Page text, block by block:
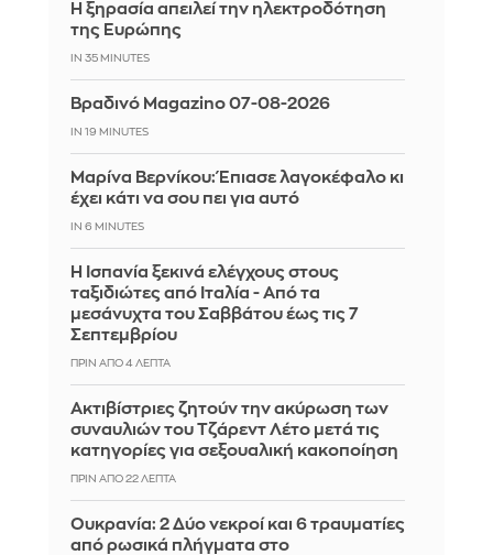
Η ξηρασία απειλεί την ηλεκτροδότηση
της Ευρώπης
IN 35 MINUTES
Βραδινό Magazino 07-08-2026
IN 19 MINUTES
Μαρίνα Βερνίκου: Έπιασε λαγοκέφαλο κι
έχει κάτι να σου πει για αυτό
IN 6 MINUTES
Η Ισπανία ξεκινά ελέγχους στους
ταξιδιώτες από Ιταλία - Από τα
μεσάνυχτα του Σαββάτου έως τις 7
Σεπτεμβρίου
ΠΡΙΝ ΑΠΌ 4 ΛΕΠΤΆ
Ακτιβίστριες ζητούν την ακύρωση των
συναυλιών του Τζάρεντ Λέτο μετά τις
κατηγορίες για σεξουαλική κακοποίηση
ΠΡΙΝ ΑΠΌ 22 ΛΕΠΤΆ
Ουκρανία: 2 Δύο νεκροί και 6 τραυματίες
από ρωσικά πλήγματα στο